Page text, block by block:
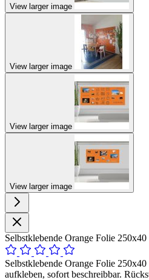
View larger image
View larger image
View larger image
View larger image
Selbstklebende Orange Folie
Selbstklebende Orange Folie
aufkleben, sofort beschreibbar.